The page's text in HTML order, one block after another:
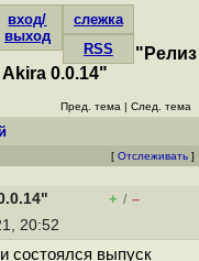
вход/
выход
слежка
RSS
"Релиз
0.0.14"
Пред. тема | След. тема
[ Отслеживать ]
+ / –
20:52
состоялся выпуск